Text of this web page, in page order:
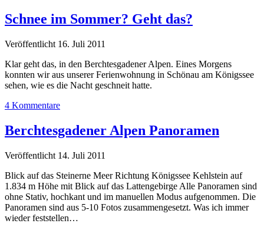
Grad
Panoramablick
Schnee im Sommer? Geht das?
Veröffentlicht 16. Juli 2011
Klar geht das, in den Berchtesgadener Alpen. Eines Morgens
konnten wir aus unserer Ferienwohnung in Schönau am Königssee
sehen, wie es die Nacht geschneit hatte.
4 Kommentare
Berchtesgadener Alpen Panoramen
Veröffentlicht 14. Juli 2011
Blick auf das Steinerne Meer Richtung Königssee Kehlstein auf
1.834 m Höhe mit Blick auf das Lattengebirge Alle Panoramen sind
ohne Stativ, hochkant und im manuellen Modus aufgenommen. Die
Panoramen sind aus 5-10 Fotos zusammengesetzt. Was ich immer
wieder feststellen…